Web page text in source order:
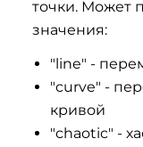
точки. Может
значения:
"line" -
"curve" -
кривой
"chaotic" -